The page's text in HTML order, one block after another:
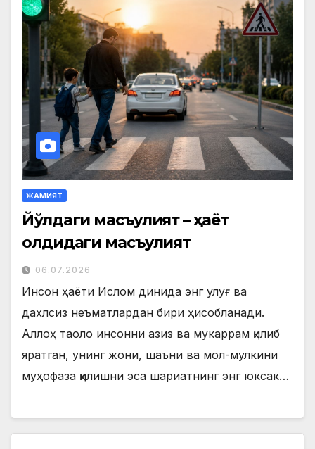
ЖАМИЯТ
Йўлдаги масъулият – ҳаёт
олдидаги масъулият
06.07.2026
Инсон ҳаёти Ислом динида энг улуғ ва
дахлсиз неъматлардан бири ҳисобланади.
Аллоҳ таоло инсонни азиз ва мукаррам қилиб
яратган, унинг жони, шаъни ва мол-мулкини
муҳофаза қилишни эса шариатнинг энг юксак…